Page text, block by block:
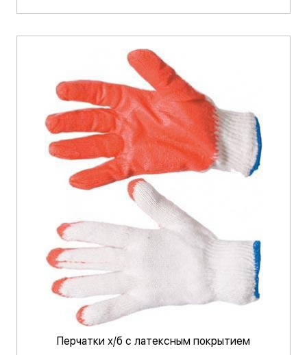
Перчатки х/б с латексным покрытием